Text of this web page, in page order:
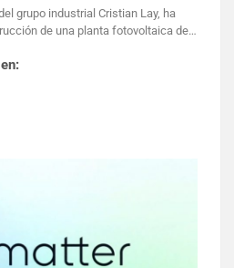
grupo industrial Cristian Lay, ha
de una planta fotovoltaica de…